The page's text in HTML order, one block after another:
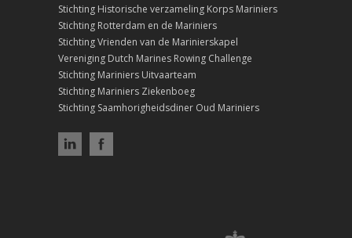
Stichting Historische verzameling Korps Mariniers
Stichting Rotterdam en de Mariniers
Stichting Vrienden van de Marinierskapel
Vereniging Dutch Marines Rowing Challenge
Stichting Mariniers Uitvaarteam
Stichting Mariniers Ziekenboeg
Stichting Saamhorigheidsdiner Oud Mariniers